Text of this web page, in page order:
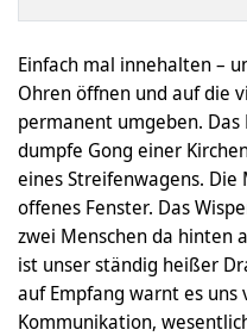
Einfach mal innehalten –
Ohren öffnen und auf die
permanent umgeben.
dumpfe Gong einer
eines Streifenwagens. Die
offenes Fenster. Das
zwei Menschen da hinten
ist unser ständig heißer
auf Empfang warnt es
Kommunikation,